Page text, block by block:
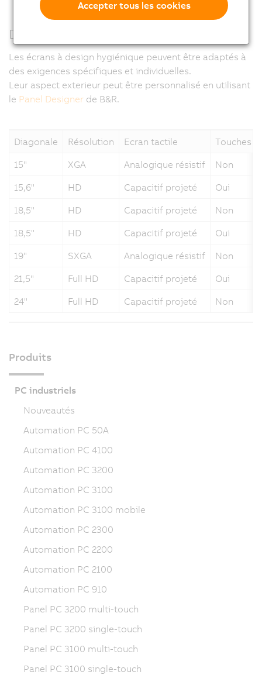
Design personnalisé
Les écrans à design hygiénique peuvent être adaptés à
des exigences spécifiques et individuelles.
Leur aspect exterieur peut être personnalisé en utilisant
le Panel Designer de B&R.
Diagonale Résolution Ecran tactile
Touches
15"
XGA Analogique résistif
Non
15,6"
HD Capacitif projeté
Oui
18,5"
HD Capacitif projeté
Non
18,5"
HD Capacitif projeté
Oui
19"
SXGA Analogique résistif
Non
21,5"
Full HD Capacitif projeté
Oui
24"
Full HD Capacitif projeté Non
Produits
PC industriels
Nouveautés
Automation PC 50A
Automation PC 4100
Automation PC 3200
Automation PC 3100
Automation PC 3100 mobile
Automation PC 2300
Automation PC 2200
Automation PC 2100
Automation PC 910
Panel PC 3200 multi-touch
Panel PC 3200 single-touch
Panel PC 3100 multi-touch
Panel PC 3100 single-touch
Accepter tous les cookies